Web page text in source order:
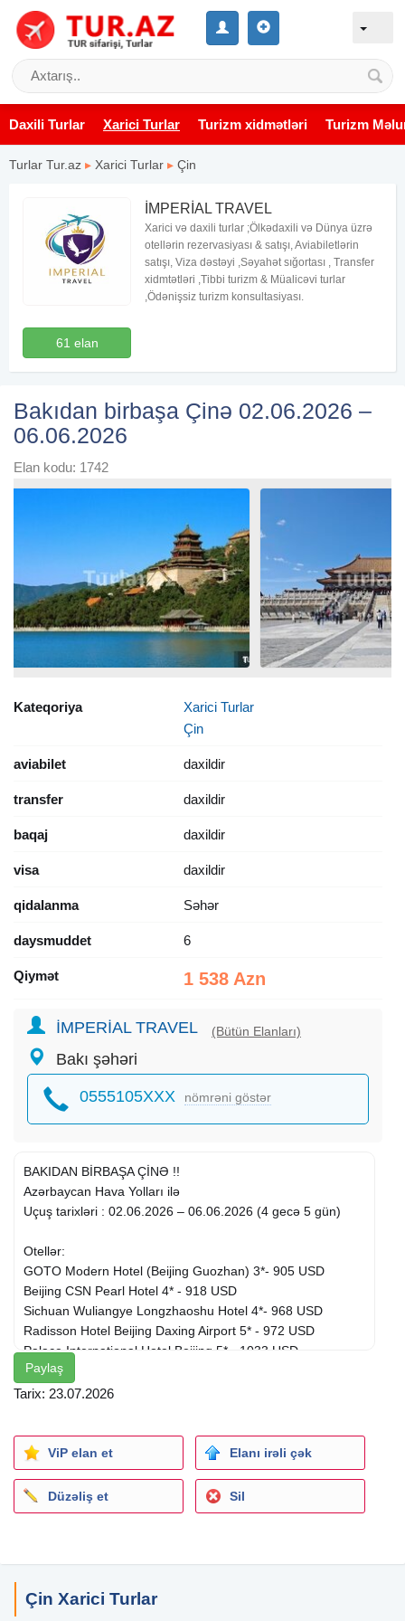
Daxili Turlar Xarici Turlar Turizm xidmətləri Turizm
Turlar Tur.az ▸ Xarici Turlar ▸ Çin
61 elan
İMPERİAL TRAVEL
Xarici və daxili turlar ;Ölkədaxili və Dünya üzrə
otellərin rezervasiyası & satışı, Aviabiletlərin
satışı, Viza dəstəyi ,Səyahət sığortası , Transfer
xidmtətləri ,Tibbi turizm & Müalicəvi turlar
,Ödənişsiz turizm konsultasiyası.
Bakıdan birbaşa Çinə 02.06.2026 –
06.06.2026
Elan kodu: 1742
Kateqoriya
Xarici Turlar
Çin
aviabilet daxildir
transfer daxildir
baqaj daxildir
visa daxildir
qidalanma Səhər
daysmuddet 6
Qiymət 1 538 Azn
İMPERİAL TRAVEL (Bütün Elanları)
Bakı şəhəri
0555105XXX nömrəni göstər
BAKIDAN BİRBAŞA ÇİNƏ !!
Azərbaycan Hava Yolları ilə
Uçuş tarixləri : 02.06.2026 – 06.06.2026 (4 gecə 5 gün)
Otellər:
GOTO Modern Hotel (Beijing Guozhan) 3*- 905 USD
Beijing CSN Pearl Hotel 4* - 918 USD
Sichuan Wuliangye Longzhaoshu Hotel 4*- 968 USD
Radisson Hotel Beijing Daxing Airport 5* - 972 USD
Palace International Hotel Beijing 5* - 1033 USD
Kuntai Royal Hotel 5* - 1068 USD
Qidalanma - Səhər yeməkləri,
Aviabilet ( gediş-dönüş),
Baqaj : 10 kg. + 23 kg, + 23 kg.
Qrup transfer.
DİQQƏT:* Qiymətlər hal hazırda qüvvədədir, bron etmə
tarixinə kimi dəyişilə bilər!
Paylaş
Tarix: 23.07.2026
ViP elan et Elanı irəli çək
Düzəliş et Sil
Çin Xarici Turlar